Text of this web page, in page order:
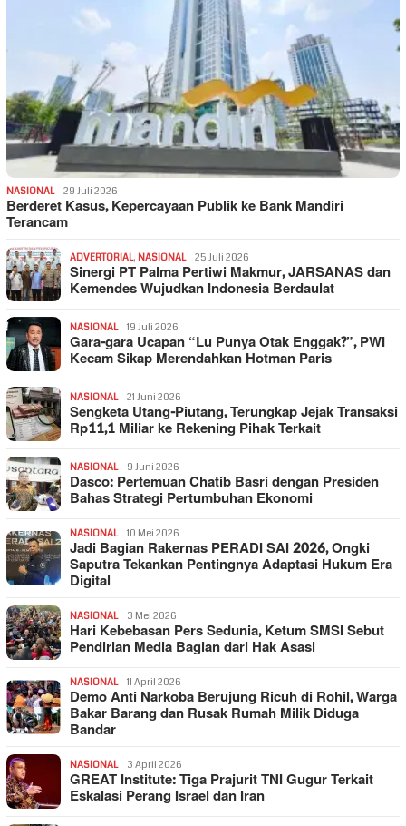
NASIONAL 29 Juli 2026
Berderet Kasus, Kepercayaan Publik ke Bank Mandiri
Terancam
ADVERTORIAL, NASIONAL 25 Juli 2026
Sinergi PT Palma Pertiwi Makmur, JARSANAS dan
Kemendes Wujudkan Indonesia Berdaulat
NASIONAL 19 Juli 2026
Gara-gara Ucapan “Lu Punya Otak Enggak?”, PWI
Kecam Sikap Merendahkan Hotman Paris
NASIONAL 21 Juni 2026
Sengketa Utang-Piutang, Terungkap Jejak Transaksi
Rp11,1 Miliar ke Rekening Pihak Terkait
NASIONAL 9 Juni 2026
Dasco: Pertemuan Chatib Basri dengan Presiden
Bahas Strategi Pertumbuhan Ekonomi
NASIONAL 10 Mei 2026
Jadi Bagian Rakernas PERADI SAI 2026, Ongki
Saputra Tekankan Pentingnya Adaptasi Hukum Era
Digital
NASIONAL 3 Mei 2026
Hari Kebebasan Pers Sedunia, Ketum SMSI Sebut
Pendirian Media Bagian dari Hak Asasi
NASIONAL 11 April 2026
Demo Anti Narkoba Berujung Ricuh di Rohil, Warga
Bakar Barang dan Rusak Rumah Milik Diduga
Bandar
NASIONAL 3 April 2026
GREAT Institute: Tiga Prajurit TNI Gugur Terkait
Eskalasi Perang Israel dan Iran